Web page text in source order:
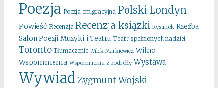
Poezja Poezja emigracyjna Polski Londyn
Powieść Recenzja Recenzja ksiązki Rysunek Rzeźba
Salon Poezji Muzyki i Teatru Teatr spełnionych nadziei
Toronto Tłumaczenie Wilek Markiewicz Wilno
Wspomnienia Wspomnienia z podróży Wystawa
WywiadZygmunt Wojski